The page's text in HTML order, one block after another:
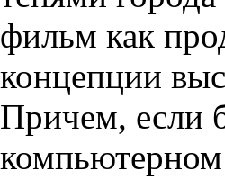
фильм как
концепции
Причем, если